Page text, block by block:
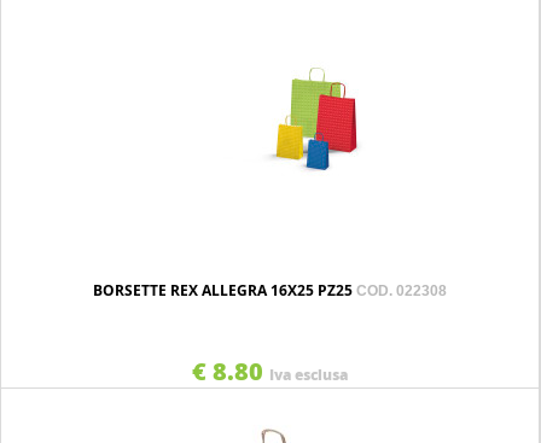
BORSETTE REX ALLEGRA 16X25 PZ25 COD. 022308
€ 8.80 Iva esclusa